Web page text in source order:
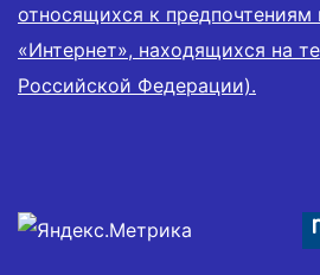
относящихся к предпочтениям
«Интернет», находящихся на
Российской Федерации).